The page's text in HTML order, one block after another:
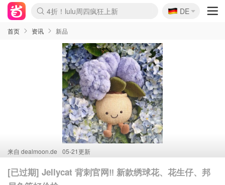
Boticinal 夏促开抢！
4折！lulu周四疯狂上新
还没结束！&OtherStories大促
Joybuy变相75折 随时失效
速领！Stanley独家85折
疑似霸哥！Camper额外叠85折
Zalando 奥莱闪促！每日更新
Moncler反季囤！5折起+叠9折
Coach Brooklyn仅€192
🇩🇪
DE
首页 资讯 新品
来自 dealmoon.de 05-21更新
[已过期] Jellycat 背刺官网‼️ 新款绣球花、花生仔、邦